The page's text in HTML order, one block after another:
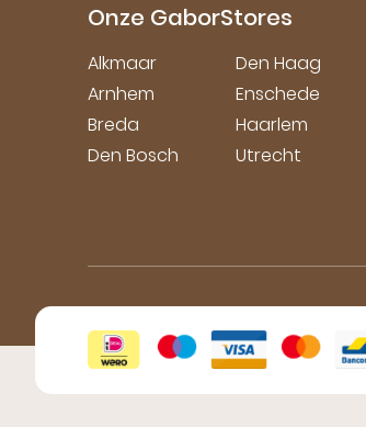
Onze GaborStores
Alkmaar
Arnhem
Breda
Den Bosch
Den Haag
Enschede
Haarlem
Utrecht